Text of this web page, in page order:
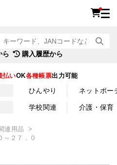
ら 購入履歴から
払いOK各種帳票出力可能
ひんやり ネットポー
学校関連 介護・保育
連用品
～２７．０